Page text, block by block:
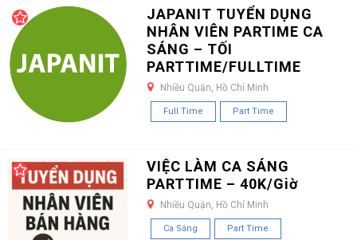
JAPANIT TUYỂN DỤNG
NHÂN VIÊN PARTIME CA
SÁNG – TỐI
PARTTIME/FULLTIME
Nhiều Quận, Hồ Chí Minh
Full Time Part Time
VIỆC LÀM CA SÁNG
PARTTIME – 40K/Giờ
Nhiều Quận, Hồ Chí Minh
Ca Sáng Part Time